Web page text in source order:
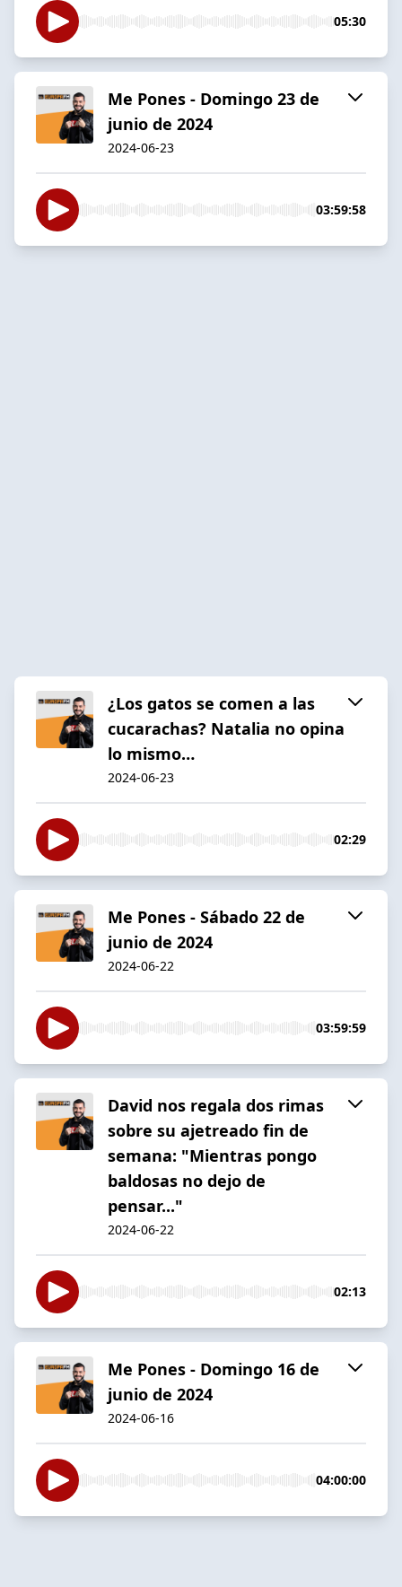
05:30
Me Pones - Domingo 23 de
junio de 2024
2024-06-23
03:59:58
¿Los gatos se comen a las
cucarachas? Natalia no opina
lo mismo…
2024-06-23
02:29
Me Pones - Sábado 22 de
junio de 2024
2024-06-22
03:59:59
David nos regala dos rimas
sobre su ajetreado fin de
semana: "Mientras pongo
baldosas no dejo de
pensar..."
2024-06-22
02:13
Me Pones - Domingo 16 de
junio de 2024
2024-06-16
04:00:00